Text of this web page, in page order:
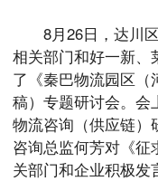
8月26日，达川区
相关部门和好一新、
了《秦巴物流园区
稿）专题研讨会。会
物流咨询（供应链）
咨询总监何芳对《征
关部门和企业积极发